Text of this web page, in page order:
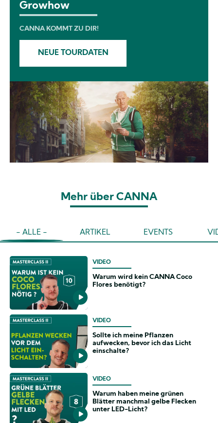
Growhow
CANNA KOMMT ZU DIR!
NEUE TOURDATEN
Image
Mehr über CANNA
- ALLE - ARTIKEL EVENTS
VIDEO
Warum wird kein CANNA Coco
Flores benötigt?
VIDEO
Sollte ich meine Pflanzen
aufwecken, bevor ich das Licht
einschalte?
VIDEO
Warum haben meine grünen
Blätter manchmal gelbe Flecken
unter LED-Licht?